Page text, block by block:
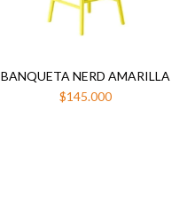
BANQUETA NERD AMARILLA
$145.000